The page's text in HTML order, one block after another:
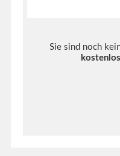
Sie sind noch